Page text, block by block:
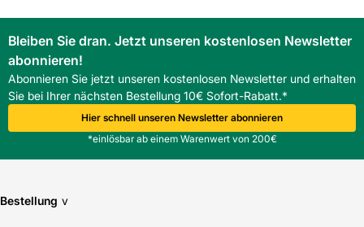
Bleiben Sie dran. Jetzt unseren kostenlosen Newsletter
abonnieren!
Abonnieren Sie jetzt unseren kostenlosen Newsletter und erhalten
Sie bei Ihrer nächsten Bestellung 10€ Sofort-Rabatt.*
Hier schnell unseren Newsletter abonnieren
*einlösbar ab einem Warenwert von 200€
Bestellung v